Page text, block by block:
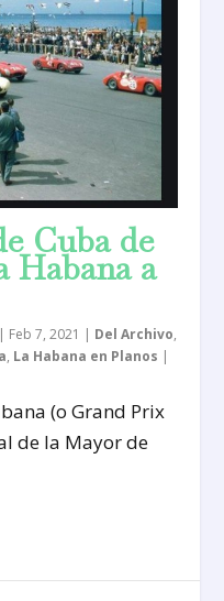
Cuba de
Habana a
| Feb 7, 2021 | Del Archivo,
, La Habana en Planos |
(o Grand Prix
de la Mayor de